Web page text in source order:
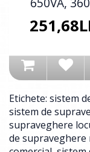
Etichete: sistem
sistem de
supraveghere
de